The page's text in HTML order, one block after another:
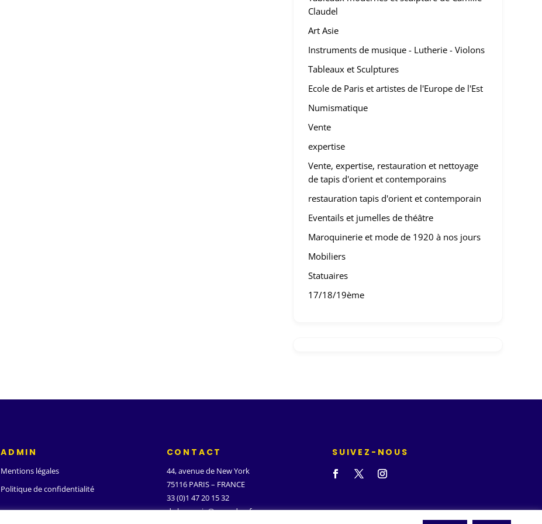
Claudel
Art Asie
Instruments de musique - Lutherie - Violons
Tableaux et Sculptures
Ecole de Paris et artistes de l'Europe de l'Est
Numismatique
Vente
expertise
Vente, expertise, restauration et nettoyage
de tapis d'orient et contemporains
restauration tapis d'orient et contemporain
Eventails et jumelles de théâtre
Maroquinerie et mode de 1920 à nos jours
Mobiliers
Statuaires
17/18/19ème
ADMIN
Mentions légales
Politique de confidentialité
CONTACT
44, avenue de New York
75116 PARIS – FRANCE
33 (0)1 47 20 15 32
d.ghanassia@wanadoo.fr
SUIVEZ-NOUS